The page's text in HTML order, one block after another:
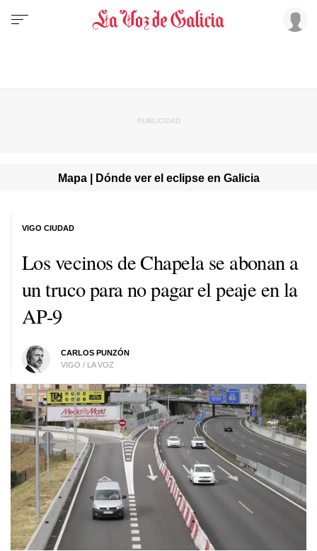
Mapa | Dónde ver el eclipse en Galicia
Los vecinos de Chapela se abonan a
un truco para no pagar el peaje en la
AP-9
CARLOS PUNZÓN
VIGO / LA VOZ
VIGO CIUDAD